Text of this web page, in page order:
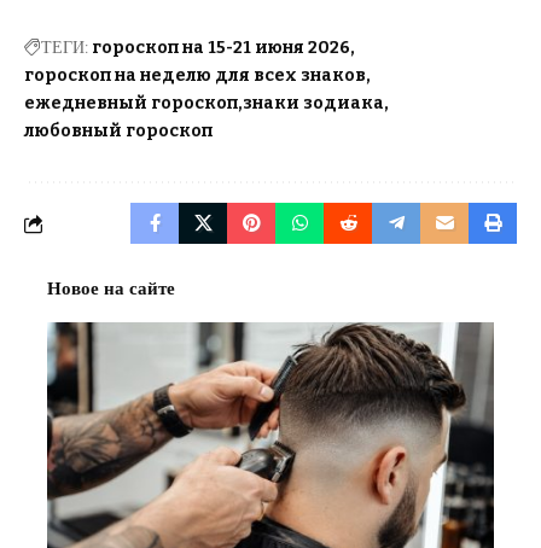
ТЕГИ: гороскоп на 15-21 июня 2026
гороскоп на неделю для всех знаков
ежедневный гороскоп знаки зодиака
любовный гороскоп
Новое на сайте